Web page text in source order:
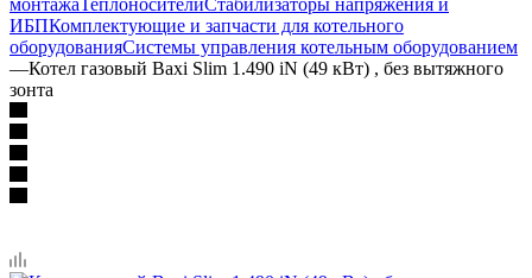
ИБПКомплектующие и запчасти для котельного
оборудованияСистемы управления котельным оборудованием
—Котел газовый Baxi Slim 1.490 iN (49 кВт) , без вытяжного
зонта